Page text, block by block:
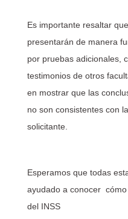
Es importante resaltar
presentarán de manera
por pruebas adicionales,
testimonios de otros
en mostrar que las
no son consistentes con
solicitante.
Esperamos que todas
ayudado a conocer
del INSS